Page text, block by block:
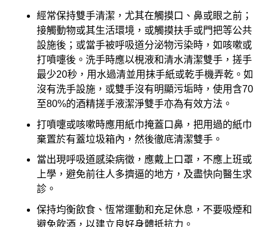
經常保持雙手清潔，尤其在觸摸口、鼻或眼之前；
接觸動物或其生活環境，或觸摸扶手或門把等公共
設施後；或當手被呼吸道分泌物污染時，如咳嗽或
打噴嚏後。洗手時應以梘液和清水清潔雙手，搓手
最少20秒，用水過清並用抹手紙或乾手機弄乾。如
沒有洗手設施，或雙手沒有明顯污垢時，使用含70
至80%的酒精搓手液潔淨雙手亦為有效方法。
打噴嚏或咳嗽時應用紙巾掩蓋口鼻，把用過的紙巾
棄置於有蓋垃圾箱內，然後徹底清潔雙手。
當出現呼吸道感染病徵，應戴上口罩，不應上班或
上學，避免前往人多擠逼的地方，及盡快向醫生求
診。
保持均衡飲食、恆常運動和充足休息，不要吸煙和
避免飲酒，以建立良好身體抵抗力。